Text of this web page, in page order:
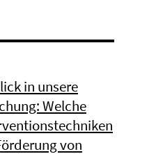
in unsere
Welche
von